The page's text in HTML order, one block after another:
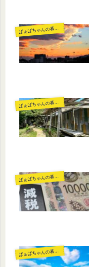
ば
ぁばちゃんの暮らし
ば
ぁばちゃんの暮らし
ば
ぁばちゃんの暮らし
ば
ぁばちゃんの暮らし